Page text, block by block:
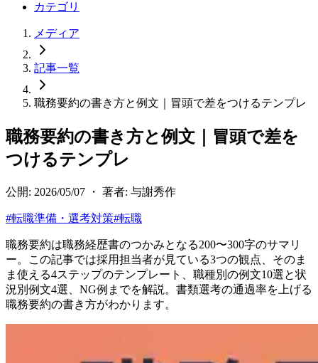
カテゴリ
メディア
記事一覧
職務要約の書き方と例文｜冒頭で差をつけるテンプレ
職務要約の書き方と例文｜冒頭で差を
つけるテンプレ
公開: 2026/05/07 ・ 著者: 与謝秀作
#転職準備・選考対策#転職
職務要約は職務経歴書のつかみとなる200〜300字のサマリ
ー。この記事では採用担当者が見ている3つの観点、そのま
ま使える4ステップのテンプレート、職種別の例文10選と状
況別例文4選、NG例までを解説。書類選考の通過率を上げる
職務要約の書き方がわかります。